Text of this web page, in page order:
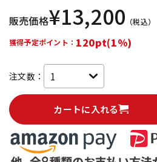
販売価格¥13,200 （税込）
獲得予定ポイント： 120pt(1%)
注文数：
カートに入れる